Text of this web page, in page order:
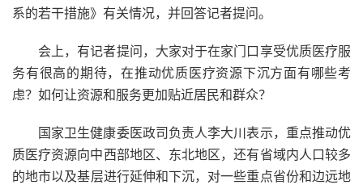
系的若干措施》有关情况，并回答记者提问。
会上，有记者提问，大家对于在家门口享受优质医疗服
务有很高的期待，在推动优质医疗资源下沉方面有哪些考
虑？如何让资源和服务更加贴近居民和群众？
国家卫生健康委医政司 负责人李大川表示， 重点推动优
质医疗资源向中西部地区、 东北地区，还有省域内人口较多
的地市以及基层进行延伸和下沉，对一些重点省份和边远地